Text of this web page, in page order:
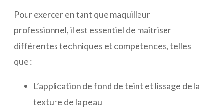
Pour exercer en tant que maquilleur
professionnel, il est essentiel de maîtriser
différentes techniques et compétences, telles
que :
L’application de fond de teint et lissage de la
texture de la peau